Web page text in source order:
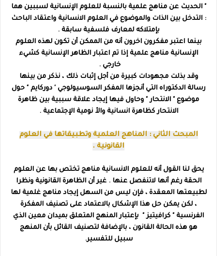
" الحديث عن مناهج علمية بالنسبة للعلوم الإنسانية لسببين هما
: التدخل بين الذات والموضوع في العلوم الانسانية واعتقاد الباحث
بإمتلاكه لمعارف فلسفية سابقة .
بينما اعتبر مفكرون اخرون أنه من الممكن أن تكون لهذه العلوم
الإنسانية مناهج علمية إذا تم اعتبار الظاهر الإنسانية كشيء
خارجي .
وقد بذلت مجهودات كبيرة من أجل إثبات ذلك ، نذكر من بينها
رسالة الدكتوراه التي أنجزها المفكر السوسيولوجي ' دوركايم " حول
موضوع " الانتحار " وحاول فيها إيجاد علاقة سببية بين ظاهرة
الانتحار كظاهرة انسانية والأ نومية الإجتماعية .
المبحث الثاني : المناهج العلمية وتطبيقاتها في العلوم
القانونية .
يحق لنا القول أنه للعلوم الانسانية مناهج تختص بها عن العلوم
الحقة رغم أنها لاتنفصل عنها . غير أن الظاهرة القانونية ونظرا
لطبيعتها المعقدة ، فإن ليس من السهل إيجاد مناهج غلمية لها
، لكن يمكن حل هذا الإشكال بالاعتماد على تصنيف المفكرة
الفرنسية " كرافيتيز " بإعتبار المنهج المتعلق بميدان معين الذي
هو هذه الحالة القانون ، بالإضافة لتصنيف القائل بأن المنهج
سبيل للتفسير.